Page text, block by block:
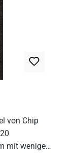
von Chip
mit wenigen,
muss es